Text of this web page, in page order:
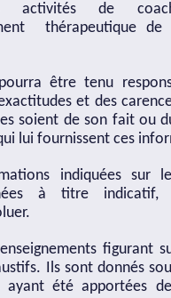
activités de
thérapeutique de
être tenu
et des
soient de son fait ou
lui fournissent ces
indiquées sur
à titre indicatif,
figurant
Ils sont donnés
ayant été apportées